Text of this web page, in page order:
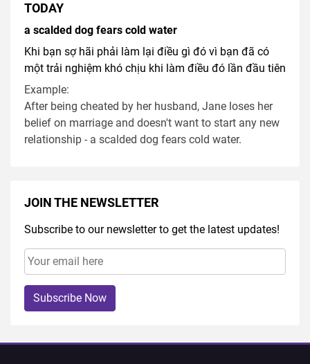
TODAY
a scalded dog fears cold water
Khi bạn sợ hãi phải làm lại điều gì đó vì bạn đã có
một trải nghiệm khó chịu khi làm điều đó lần đầu tiên
Example:
After being cheated by her husband, Jane loses her
belief on marriage and doesn't want to start any new
relationship - a scalded dog fears cold water.
JOIN THE NEWSLETTER
Subscribe to our newsletter to get the latest updates!
Subscribe Now